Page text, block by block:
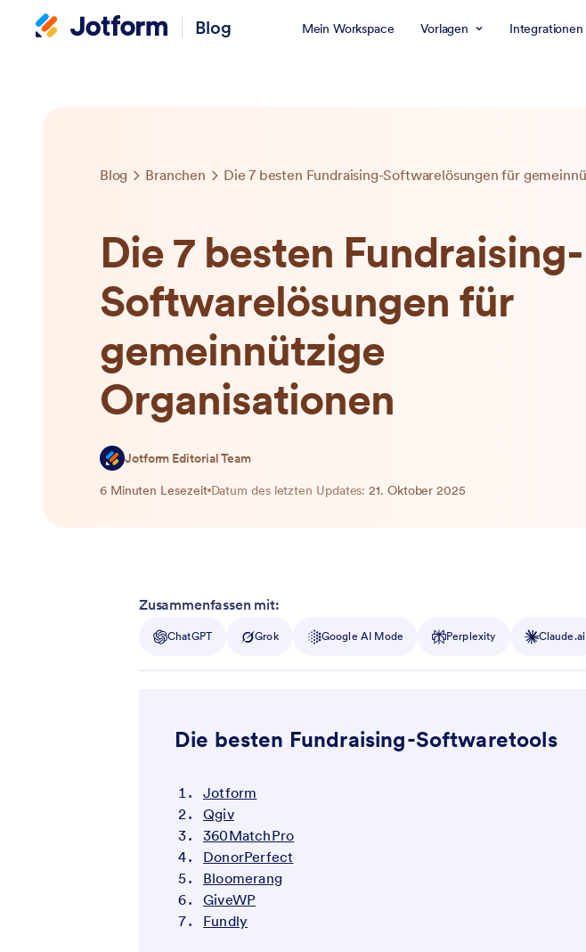
Blog Mein Workspace Vorlagen Integrationen
Blog Branchen
Die 7 besten Fundraising-
Softwarelösungen für
gemeinnützige
Organisationen
Jotform Editorial Team
6 Minuten Lesezeit Datum des letzten Updates: 21. Oktober 2025
Zusammenfassen mit:
ChatGPT Grok Google AI Mode Perplexity Claude.ai
Die besten Fundraising-Softwaretools
Jotform
Qgiv
360MatchPro
DonorPerfect
Bloomerang
GiveWP
Fundly